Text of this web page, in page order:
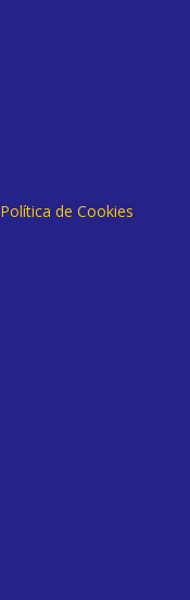
Política de Cookies